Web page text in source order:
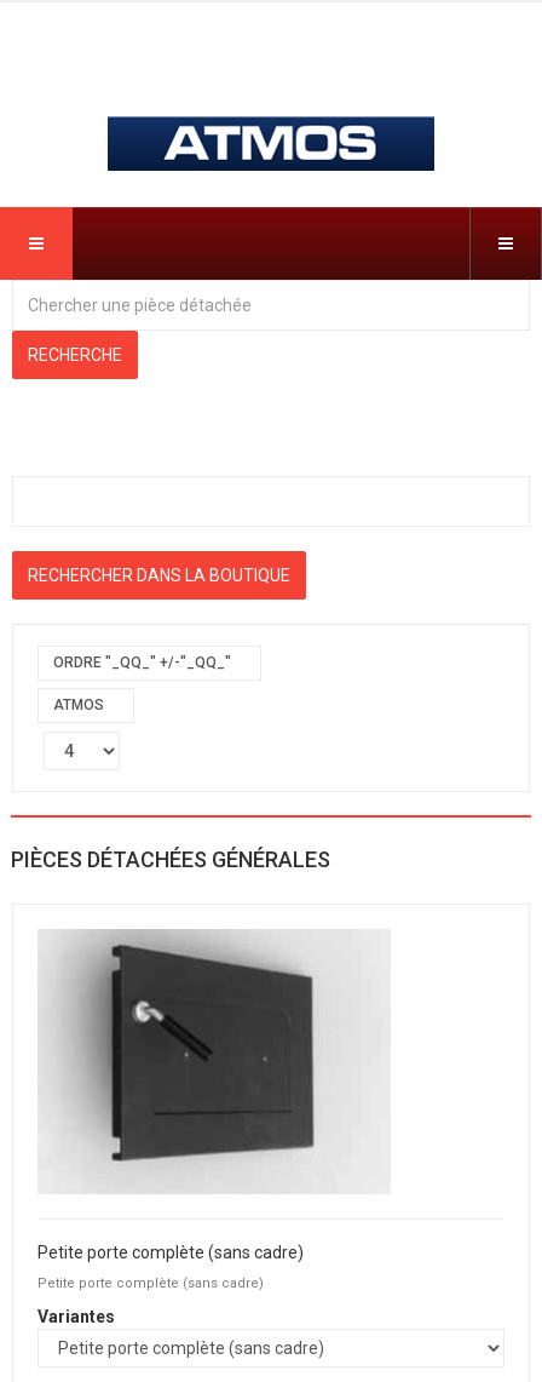
ORDRE "_QQ_" +/-"_QQ_"
ATMOS
PIÈCES DÉTACHÉES GÉNÉRALES
Petite porte complète (sans cadre)
Petite porte complète (sans cadre)
Variantes